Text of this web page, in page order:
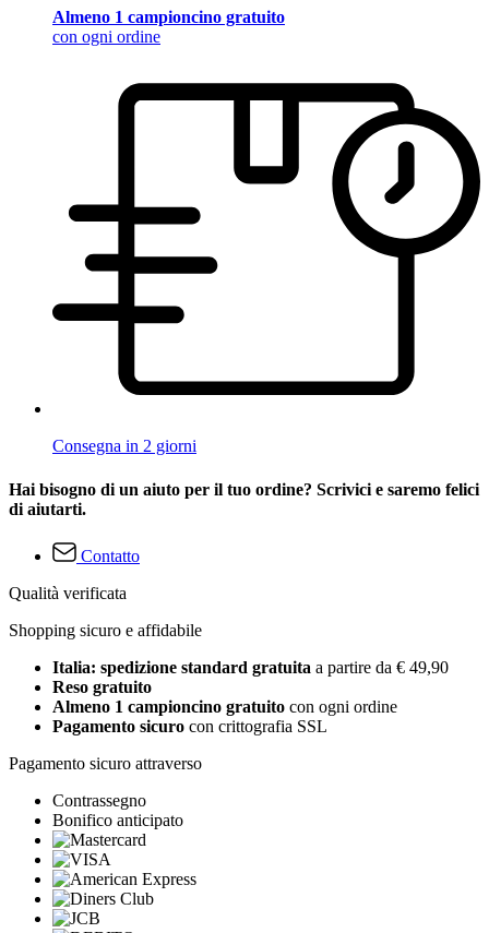
Almeno 1 campioncino gratuito
con ogni ordine
Consegna in 2 giorni
Hai bisogno di un aiuto per il tuo ordine? Scrivici e saremo felici
di aiutarti.
Contatto
Qualità verificata
Shopping sicuro e affidabile
Italia: spedizione standard gratuita a partire da € 49,90
Reso gratuito
Almeno 1 campioncino gratuito con ogni ordine
Pagamento sicuro con crittografia SSL
Pagamento sicuro attraverso
Contrassegno
Bonifico anticipato